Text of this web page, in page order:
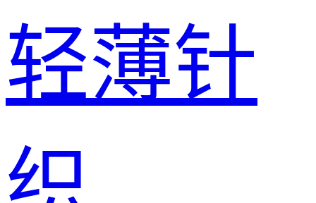
轻薄针